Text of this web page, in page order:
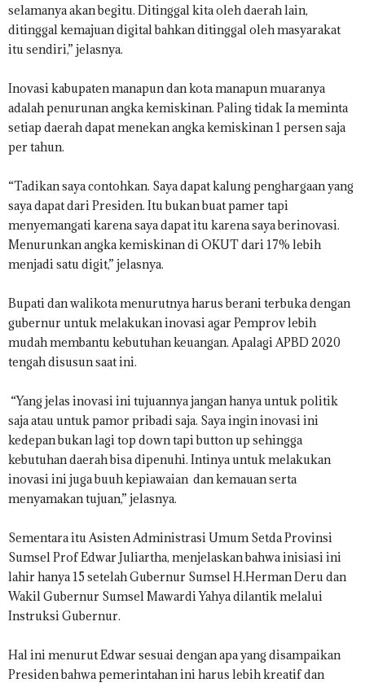
selamanya akan begitu. Ditinggal kita oleh daerah lain,
ditinggal kemajuan digital bahkan ditinggal oleh masyarakat
itu sendiri,” jelasnya.
Inovasi kabupaten manapun dan kota manapun muaranya
adalah penurunan angka kemiskinan. Paling tidak Ia meminta
setiap daerah dapat menekan angka kemiskinan 1 persen saja
per tahun.
“Tadikan saya contohkan. Saya dapat kalung penghargaan yang
saya dapat dari Presiden. Itu bukan buat pamer tapi
menyemangati karena saya dapat itu karena saya berinovasi.
Menurunkan angka kemiskinan di OKUT dari 17% lebih
menjadi satu digit,” jelasnya.
Bupati dan walikota menurutnya harus berani terbuka dengan
gubernur untuk melakukan inovasi agar Pemprov lebih
mudah membantu kebutuhan keuangan. Apalagi APBD 2020
tengah disusun saat ini.
“Yang jelas inovasi ini tujuannya jangan hanya untuk politik
saja atau untuk pamor pribadi saja. Saya ingin inovasi ini
kedepan bukan lagi top down tapi button up sehingga
kebutuhan daerah bisa dipenuhi. Intinya untuk melakukan
inovasi ini juga buuh kepiawaian dan kemauan serta
menyamakan tujuan,” jelasnya.
Sementara itu Asisten Administrasi Umum Setda Provinsi
Sumsel Prof Edwar Juliartha, menjelaskan bahwa inisiasi ini
lahir hanya 15 setelah Gubernur Sumsel H.Herman Deru dan
Wakil Gubernur Sumsel Mawardi Yahya dilantik melalui
Instruksi Gubernur.
Hal ini menurut Edwar sesuai dengan apa yang disampaikan
Presiden bahwa pemerintahan ini harus lebih kreatif dan